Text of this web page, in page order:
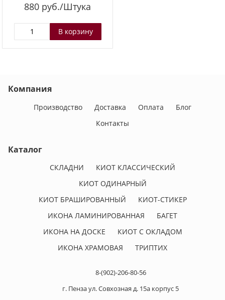
880 руб./Штука
Компания
Производство Доставка Оплата
Блог
Контакты
Каталог
СКЛАДНИ
КИОТ КЛАССИЧЕСКИЙ
КИОТ ОДИНАРНЫЙ
КИОТ БРАШИРОВАННЫЙ
КИОТ-СТИКЕР
ИКОНА ЛАМИНИРОВАННАЯ
БАГЕТ
ИКОНА НА ДОСКЕ
КИОТ С ОКЛАДОМ
ИКОНА ХРАМОВАЯ
ТРИПТИХ
8-(902)-206-80-56
г. Пенза ул. Совхозная д. 15а корпус 5